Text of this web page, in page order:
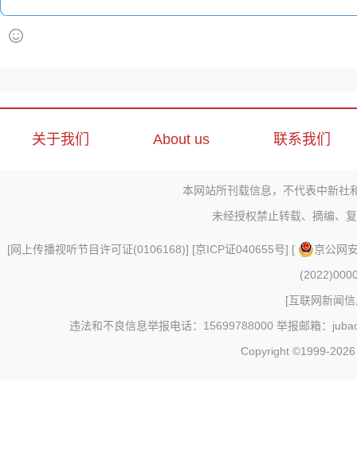
关于我们 About us 联系我们
本网站所刊载信息，不代表中新社
未经授权禁止转载、摘编、
[网上传播视听节目许可证(0106168)] [京ICP证040655号] [
京公网
[互联网新闻
违法和不良信息举报电话：15699788000 举报邮箱：
Copyright ©1999-